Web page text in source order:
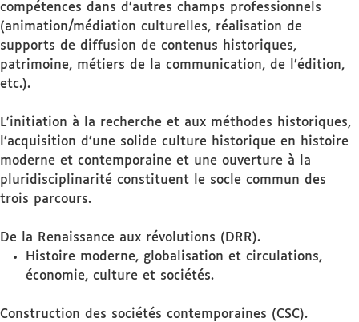
compétences dans d’autres champs professionnels
(animation/médiation culturelles, réalisation de
supports de diffusion de contenus historiques,
patrimoine, métiers de la communication, de l’édition,
etc.).
L’initiation à la recherche et aux méthodes historiques,
l’acquisition d’une solide culture historique en histoire
moderne et contemporaine et une ouverture à la
pluridisciplinarité constituent le socle commun des
trois parcours.
De la Renaissance aux révolutions (DRR).
Histoire moderne, globalisation et circulations,
économie, culture et sociétés.
Construction des sociétés contemporaines (CSC).